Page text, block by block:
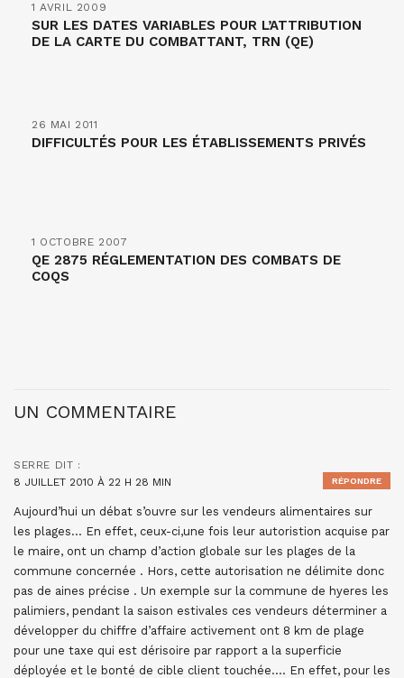
1 AVRIL 2009
SUR LES DATES VARIABLES POUR L’ATTRIBUTION
DE LA CARTE DU COMBATTANT, TRN (QE)
26 MAI 2011
DIFFICULTÉS POUR LES ÉTABLISSEMENTS PRIVÉS
1 OCTOBRE 2007
QE 2875 RÉGLEMENTATION DES COMBATS DE
COQS
UN COMMENTAIRE
SERRE DIT :
8 JUILLET 2010 À 22 H 28 MIN
Aujourd’hui un débat s’ouvre sur les vendeurs alimentaires sur
les plages… En effet, ceux-ci,une fois leur autoristion acquise par
le maire, ont un champ d’action globale sur les plages de la
commune concernée . Hors, cette autorisation ne délimite donc
pas de aines précise . Un exemple sur la commune de hyeres les
palimiers, pendant la saison estivales ces vendeurs déterminer a
développer du chiffre d’affaire activement ont 8 km de plage
pour une taxe qui est dérisoire par rapport a la superficie
déployée et le bonté de cible client touchée…. En effet, pour les
RÉPONDRE